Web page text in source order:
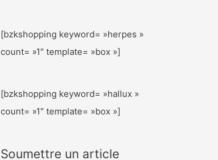
[bzkshopping keyword= »herpes »
count= »1″ template= »box »]
[bzkshopping keyword= »hallux »
count= »1″ template= »box »]
Soumettre un article